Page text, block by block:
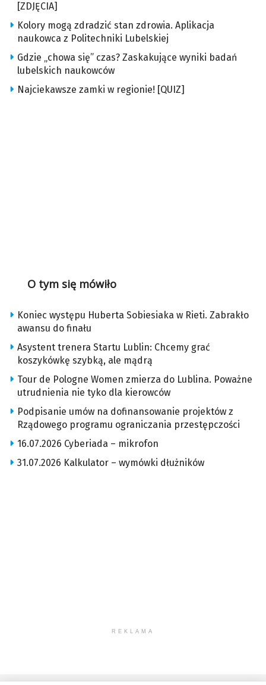
[ZDJĘCIA]
Kolory mogą zdradzić stan zdrowia. Aplikacja
naukowca z Politechniki Lubelskiej
Gdzie „chowa się” czas? Zaskakujące wyniki badań
lubelskich naukowców
Najciekawsze zamki w regionie! [QUIZ]
O tym się mówiło
Koniec występu Huberta Sobiesiaka w Rieti. Zabrakło
awansu do finału
Asystent trenera Startu Lublin: Chcemy grać
koszykówkę szybką, ale mądrą
Tour de Pologne Women zmierza do Lublina. Poważne
utrudnienia nie tyko dla kierowców
Podpisanie umów na dofinansowanie projektów z
Rządowego programu ograniczania przestępczości
16.07.2026 Cyberiada – mikrofon
31.07.2026 Kalkulator – wymówki dłużników
REKLAMA